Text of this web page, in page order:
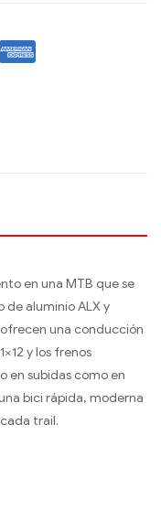
en una MTB que se
aluminio ALX y
ofrecen una conducción
y los frenos
subidas como en
bici rápida, moderna
trail.